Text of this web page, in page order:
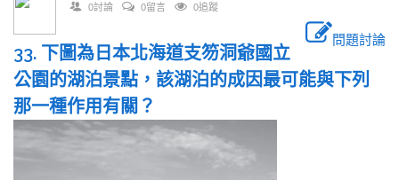
0討論 0留言 0追蹤
問題討論
33. 下圖為日本北海道支笏洞爺國立
公園的湖泊景點，該湖泊的成因最可能與下列
那一種作用有關？